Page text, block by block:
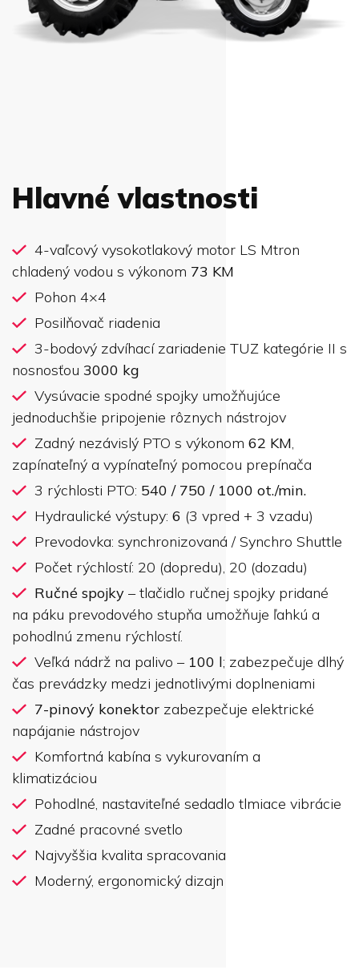
Hlavné vlastnosti
4-vaľcový vysokotlakový motor LS Mtron
chladený vodou s výkonom 73 KM
Pohon 4×4
Posilňovač riadenia
3-bodový zdvíhací zariadenie TUZ kategórie II s
nosnosťou 3000 kg
Vysúvacie spodné spojky umožňujúce
jednoduchšie pripojenie rôznych nástrojov
Zadný nezávislý PTO s výkonom 62 KM,
zapínateľný a vypínateľný pomocou prepínača
3 rýchlosti PTO: 540 / 750 / 1000 ot./min.
Hydraulické výstupy: 6 (3 vpred + 3 vzadu)
Prevodovka: synchronizovaná / Synchro Shuttle
Počet rýchlostí: 20 (dopredu), 20 (dozadu)
Ručné spojky – tlačidlo ručnej spojky pridané
na páku prevodového stupňa umožňuje ľahkú a
pohodlnú zmenu rýchlostí.
Veľká nádrž na palivo – 100 l; zabezpečuje dlhý
čas prevádzky medzi jednotlivými doplneniami
7-pinový konektor zabezpečuje elektrické
napájanie nástrojov
Komfortná kabína s vykurovaním a
klimatizáciou
Pohodlné, nastaviteľné sedadlo tlmiace vibrácie
Zadné pracovné svetlo
Najvyššia kvalita spracovania
Moderný, ergonomický dizajn